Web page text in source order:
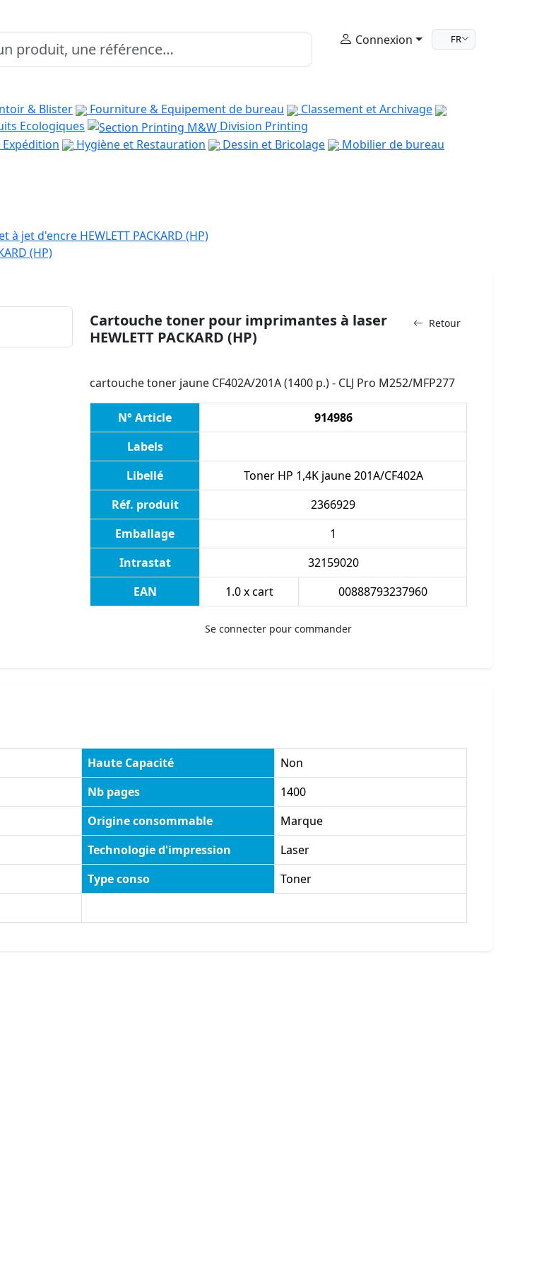
Connexion FR
& Blister Fourniture & Equipement de bureau
Classement et Archivage
Ecologiques
Division Printing
Hygiène et Restauration Dessin et Bricolage
Mobilier de bureau
jet d'encre HEWLETT PACKARD (HP)
(HP)
Retour
Cartouche toner pour imprimantes à laser
HEWLETT PACKARD (HP)
cartouche toner jaune CF402A/201A (1400 p.) - CLJ Pro M252/MFP277
N° Article
914986
Labels
Libellé
Toner HP 1,4K jaune 201A/CF402A
Réf. produit
2366929
Emballage
1
Intrastat
32159020
EAN
1.0 x cart 00888793237960
Se connecter pour commander
Haute Capacité
Non
Nb pages
1400
Origine consommable
Marque
Technologie d'impression
Laser
Type conso
Toner